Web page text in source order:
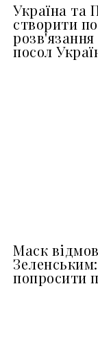
Україна та
створити
посол
Маск
попросити